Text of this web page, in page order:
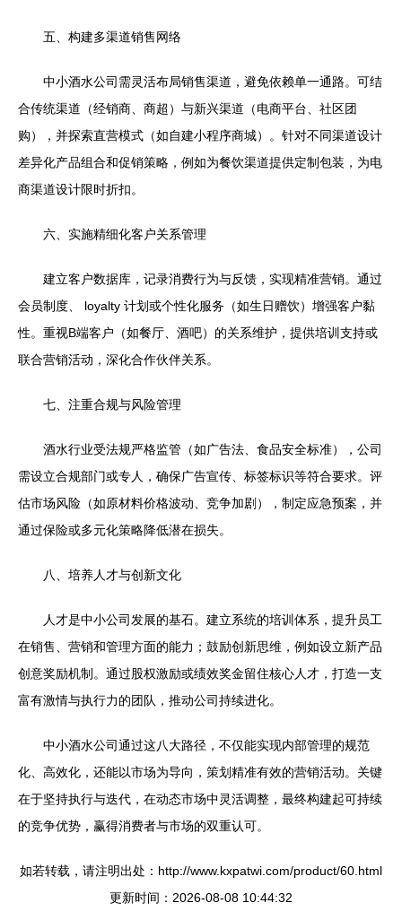
五、构建多渠道销售网络
中小酒水公司需灵活布局销售渠道，避免依赖单一通路。可结
合传统渠道（经销商、商超）与新兴渠道（电商平台、社区团
购），并探索直营模式（如自建小程序商城）。针对不同渠道设计
差异化产品组合和促销策略，例如为餐饮渠道提供定制包装，为电
商渠道设计限时折扣。
六、实施精细化客户关系管理
建立客户数据库，记录消费行为与反馈，实现精准营销。通过
会员制度、 loyalty 计划或个性化服务（如生日赠饮）增强客户黏
性。重视B端客户（如餐厅、酒吧）的关系维护，提供培训支持或
联合营销活动，深化合作伙伴关系。
七、注重合规与风险管理
酒水行业受法规严格监管（如广告法、食品安全标准），公司
需设立合规部门或专人，确保广告宣传、标签标识等符合要求。评
估市场风险（如原材料价格波动、竞争加剧），制定应急预案，并
通过保险或多元化策略降低潜在损失。
八、培养人才与创新文化
人才是中小公司发展的基石。建立系统的培训体系，提升员工
在销售、营销和管理方面的能力；鼓励创新思维，例如设立新产品
创意奖励机制。通过股权激励或绩效奖金留住核心人才，打造一支
富有激情与执行力的团队，推动公司持续进化。
中小酒水公司通过这八大路径，不仅能实现内部管理的规范
化、高效化，还能以市场为导向，策划精准有效的营销活动。关键
在于坚持执行与迭代，在动态市场中灵活调整，最终构建起可持续
的竞争优势，赢得消费者与市场的双重认可。
如若转载，请注明出处：http://www.kxpatwi.com/product/60.html
更新时间：2026-08-08 10:44:32